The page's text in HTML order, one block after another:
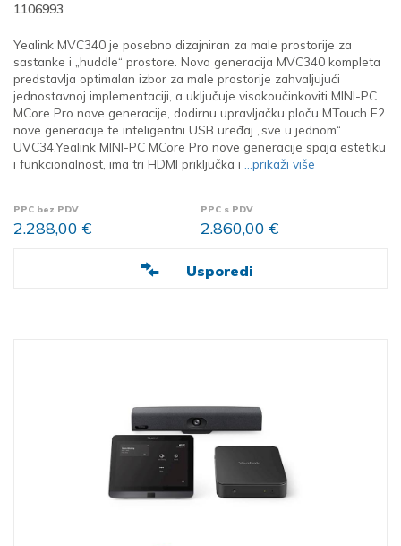
1106993
Yealink MVC340 je posebno dizajniran za male prostorije za
sastanke i „huddle“ prostore. Nova generacija MVC340 kompleta
predstavlja optimalan izbor za male prostorije zahvaljujući
jednostavnoj implementaciji, a uključuje visokoučinkoviti MINI-PC
MCore Pro nove generacije, dodirnu upravljačku ploču MTouch E2
nove generacije te inteligentni USB uređaj „sve u jednom“
UVC34.Yealink MINI-PC MCore Pro nove generacije spaja estetiku
i funkcionalnost, ima tri HDMI priključka i
...prikaži više
PPC bez PDV
2.288,00 €
PPC s PDV
2.860,00 €
Usporedi